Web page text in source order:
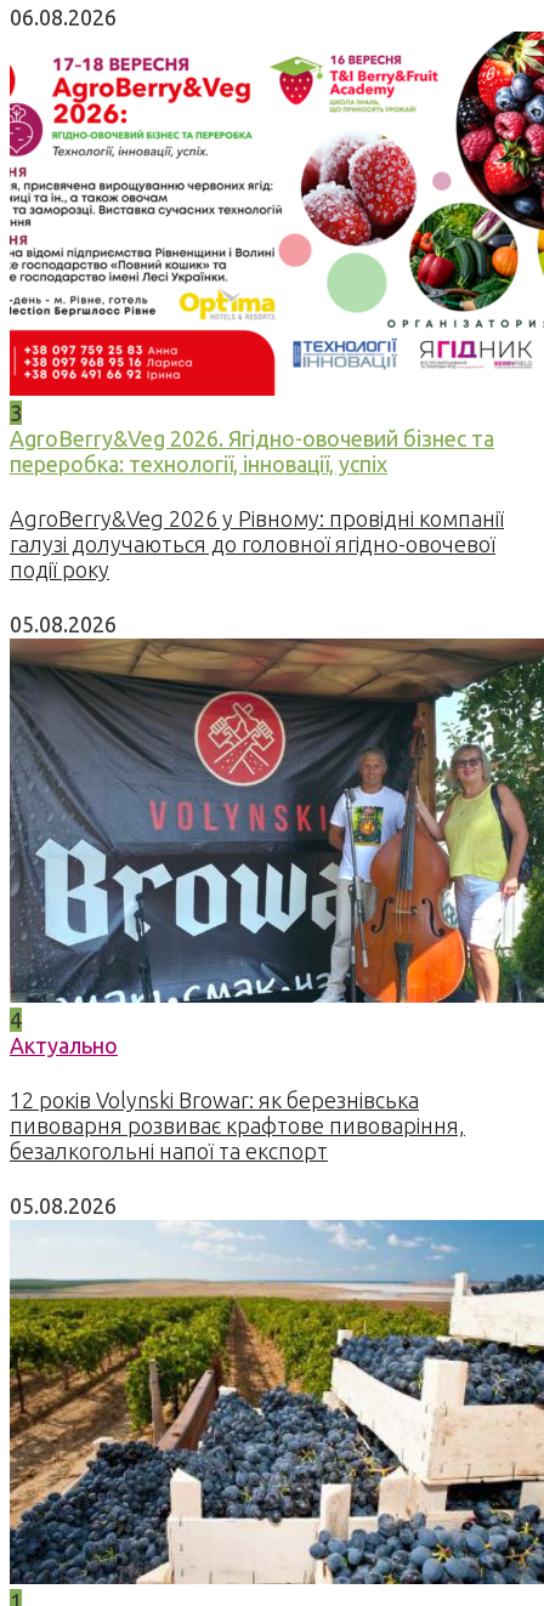
06.08.2026
3
AgroBerry&Veg 2026. Ягідно-овочевий бізнес та
переробка: технології, інновації, успіх
AgroBerry&Veg 2026 у Рівному: провідні компанії
галузі долучаються до головної ягідно-овочевої
події року
05.08.2026
4
Актуально
12 років Volynski Browar: як березнівська
пивоварня розвиває крафтове пивоваріння,
безалкогольні напої та експорт
05.08.2026